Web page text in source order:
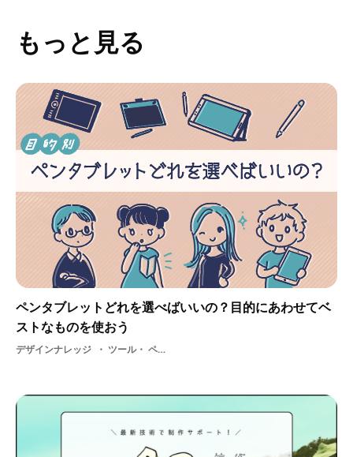
もっと見る
ペンタブレットどれを選べばいいの？目的にあわせてベ
ストなものを使おう
デザインナレッジ ツール・ ペンタブレット・ ペンタブ